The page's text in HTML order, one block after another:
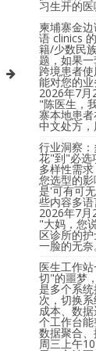
习生开的
柬埔寨金
语 clinics
籍/少数民
题，如果
跨境患者
能对您的
2026年7月
"陈医生，
寨本地患
中文处方
行业洞察
花"到"必选
多样性需
您选型的
是'可有可
些内容多
2026年7月
"大妈，您
区诊所的
一脸的无
医生工作
切"的噩梦
是多个系
次，切换
成本、数
个工作台能
数据聚合
周三上午